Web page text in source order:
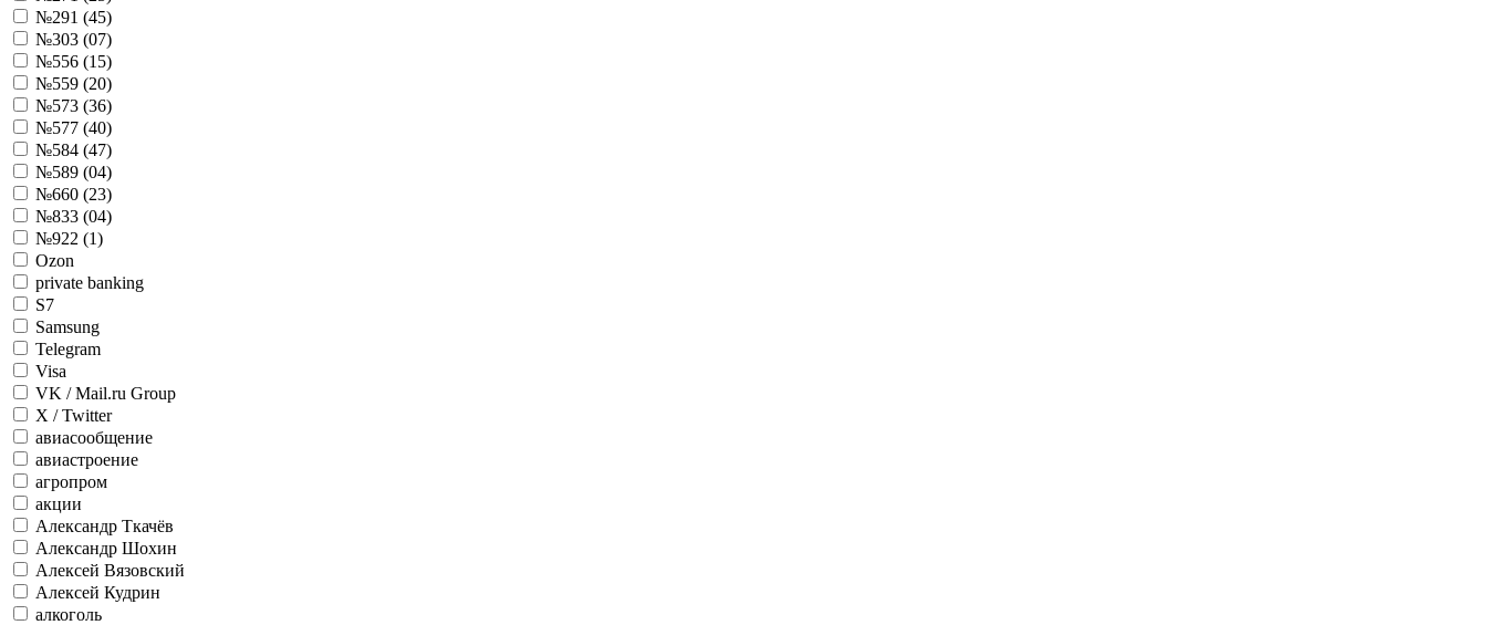
№291 (45)
№303 (07)
№556 (15)
№559 (20)
№573 (36)
№577 (40)
№584 (47)
№589 (04)
№660 (23)
№833 (04)
№922 (1)
Ozon
private banking
S7
Samsung
Telegram
Visa
VK / Mail.ru Group
X / Twitter
авиасообщение
авиастроение
агропром
акции
Александр Ткачёв
Александр Шохин
Алексей Вязовский
Алексей Кудрин
алкоголь